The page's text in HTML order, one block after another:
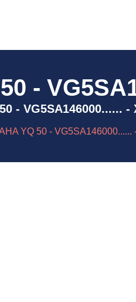
-
- VG5SA146000......
YQ 50 - VG5SA146000......